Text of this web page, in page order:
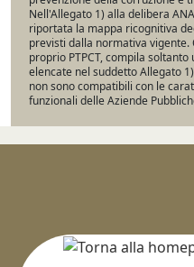
Nell'Allegato 1) alla delibera
riportata la mappa ricognitiva
previsti dalla normativa vigente.
proprio PTPCT, compila
elencate nel suddetto Allegato
non sono compatibili con le
funzionali delle Aziende